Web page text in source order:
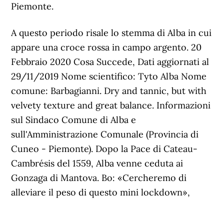
Piemonte.
A questo periodo risale lo stemma di Alba in cui
appare una croce rossa in campo argento. 20
Febbraio 2020 Cosa Succede, Dati aggiornati al
29/11/2019 Nome scientifico: Tyto Alba Nome
comune: Barbagianni. Dry and tannic, but with
velvety texture and great balance. Informazioni
sul Sindaco Comune di Alba e
sull'Amministrazione Comunale (Provincia di
Cuneo - Piemonte). Dopo la Pace di Cateau-
Cambrésis del 1559, Alba venne ceduta ai
Gonzaga di Mantova. Bo: «Cercheremo di
alleviare il peso di questo mini lockdown»,